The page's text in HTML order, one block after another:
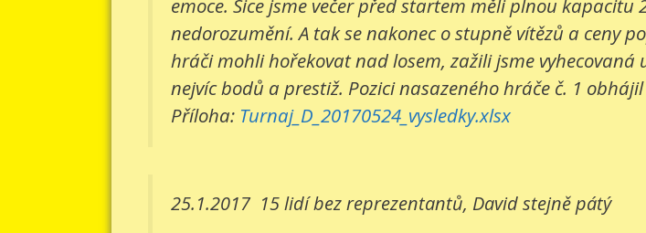
nedorozumění. A tak se nakonec o stupně vítězů a ceny
hráči mohli hořekovat nad losem, zažili jsme
nejvíc bodů a prestiž. Pozici nasazeného hráče č. 1
Příloha: Turnaj_D_20170524_vysledky.xlsx
25.1.2017 15 lidí bez reprezentantů, David stejně pátý